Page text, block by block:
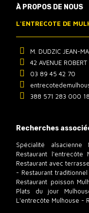
À PROPOS DE NOUS
L'ENTRECOTE DE
M. DUDZIC JEAN-
42 AVENUE
03 89 45 42 70
388 571 283 000 18
Recherches
Spécialité alsacienne
Restaurant l'entrecôte
Restaurant avec
- Restaurant
Restaurant poisson
Plats du jour
L'entrecôte Mulhouse -